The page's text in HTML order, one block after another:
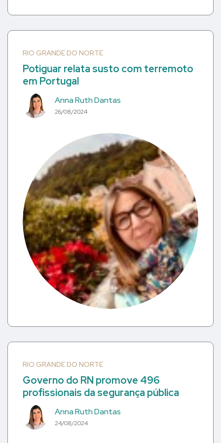
RIO GRANDE DO NORTE
Potiguar relata susto com terremoto
em Portugal
Anna Ruth Dantas
26/08/2024
RIO GRANDE DO NORTE
Governo do RN promove 496
profissionais da segurança pública
Anna Ruth Dantas
24/08/2024